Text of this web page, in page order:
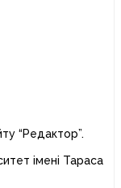
“Редактор”.
імені Тараса